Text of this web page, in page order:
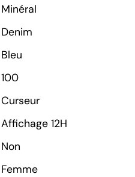
Minéral
Denim
Bleu
100
Curseur
Affichage 12H
Non
Femme